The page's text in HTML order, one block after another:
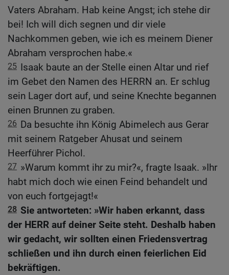
Vaters Abraham. Hab keine Angst; ich stehe dir
bei! Ich will dich segnen und dir viele
Nachkommen geben, wie ich es meinem Diener
Abraham versprochen habe.«
25 Isaak baute an der Stelle einen Altar und rief
im Gebet den Namen des HERRN an. Er schlug
sein Lager dort auf, und seine Knechte begannen
einen Brunnen zu graben.
26 Da besuchte ihn König Abimelech aus Gerar
mit seinem Ratgeber Ahusat und seinem
Heerführer Pichol.
27 »Warum kommt ihr zu mir?«, fragte Isaak. »Ihr
habt mich doch wie einen Feind behandelt und
von euch fortgejagt!«
28 Sie antworteten: »Wir haben erkannt, dass
der HERR auf deiner Seite steht. Deshalb haben
wir gedacht, wir sollten einen Friedensvertrag
schließen und ihn durch einen feierlichen Eid
bekräftigen.